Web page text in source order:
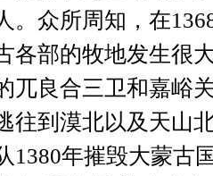
。众所周知，在
各部的牧地发生很
兀良合三卫和嘉峪
往到漠北以及天山
1380年摧毁大蒙古